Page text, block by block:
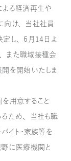
よる経済再生や
向け、当社社員
定し、6月14日よ
また職域接種会
を開始いたしま
用意すること
ため、当社も職
イト・家族等を
に医療機関と